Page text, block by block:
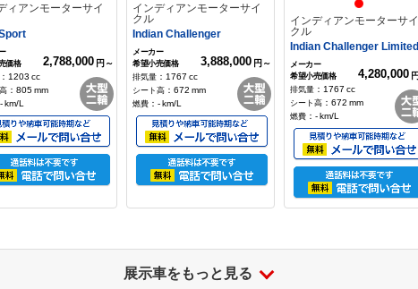
ィアンモーターサイ
2,788,000 円～
： 1203 cc
： 805mm
-km/L
インディアンモーターサイ
クル
Indian Challenger
3,888,000 円～
： 1767 cc
： 672 mm
： -km/L
インディアンモーターサイ
クル
Indian Challenger Limited
4,280,000
： 1767 cc
： 672 mm
： -km/L
展示車をもっと見る